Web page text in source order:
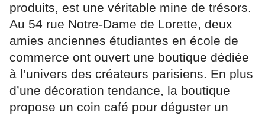
produits, est une véritable mine de trésors.
Au 54 rue Notre-Dame de Lorette, deux
amies anciennes étudiantes en école de
commerce ont ouvert une boutique dédiée
à l’univers des créateurs parisiens. En plus
d’une décoration tendance, la boutique
propose un coin café pour déguster un